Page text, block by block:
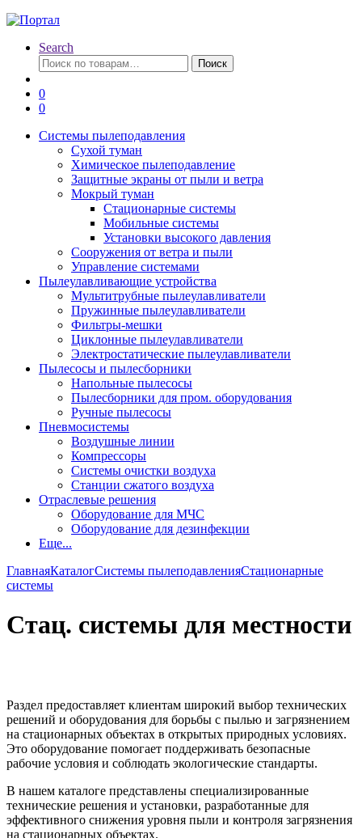
Search
Искать:
Поиск
0
0
Системы пылеподавления
Сухой туман
Химическое пылеподавление
Защитные экраны от пыли и ветра
Мокрый туман
Стационарные системы
Мобильные системы
Установки высокого давления
Сооружения от ветра и пыли
Управление системами
Пылеулавливающие устройства
Мультитрубные пылеулавливатели
Пружинные пылеулавливатели
Фильтры-мешки
Циклонные пылеулавливатели
Электростатические пылеулавливатели
Пылесосы и пылесборники
Напольные пылесосы
Пылесборники для пром. оборудования
Ручные пылесосы
Пневмосистемы
Воздушные линии
Компрессоры
Системы очистки воздуха
Станции сжатого воздуха
Отраслевые решения
Оборудование для МЧС
Оборудование для дезинфекции
Еще...
ГлавнаяКаталогСистемы пылеподавленияСтационарные
системы
Стац. системы для местности
Раздел предоставляет клиентам широкий выбор технических
решений и оборудования для борьбы с пылью и загрязнением
на стационарных объектах в открытых природных условиях.
Это оборудование помогает поддерживать безопасные
рабочие условия и соблюдать экологические стандарты.
В нашем каталоге представлены специализированные
технические решения и установки, разработанные для
эффективного снижения уровня пыли и контроля загрязнения
на стационарных объектах.